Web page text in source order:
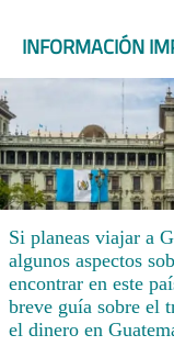
INFORMACIÓN
Si planeas viajar a
algunos aspectos
encontrar en este
breve guía sobre el
el dinero en